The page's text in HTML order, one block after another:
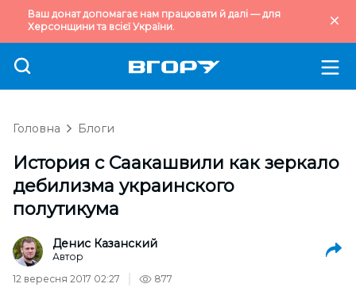
Ваш донат допомагає нам працювати й далі — для
Херсонщини та всієї України.
Головна Блоги
История с Саакашвили как зеркало
дебилизма украинского
полутикума
Денис Казанский
Автор
12 вересня 2017 02:27
877